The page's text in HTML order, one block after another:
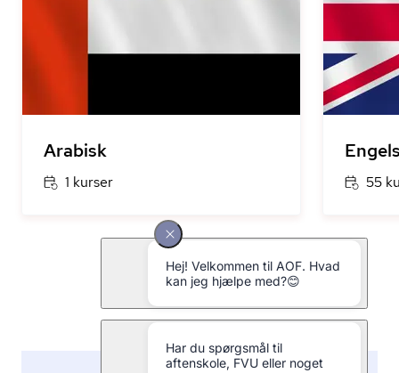
Arabisk
1 kurser 55
Se alle kurser i sprog